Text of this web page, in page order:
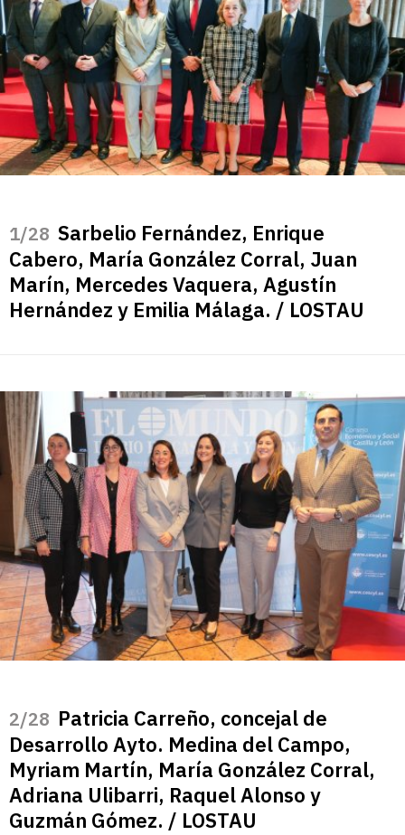
/28 Sarbelio Fernández, Enrique
Cabero, María González Corral, Juan
Marín, Mercedes Vaquera, Agustín
Hernández y Emilia Málaga. / LOSTAU
/28 Patricia Carreño, concejal de
Desarrollo Ayto. Medina del Campo,
Myriam Martín, María González Corral,
Adriana Ulibarri, Raquel Alonso y
Guzmán Gómez. / LOSTAU